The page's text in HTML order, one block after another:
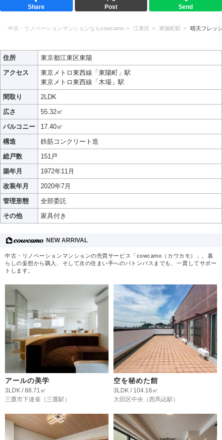
Share Post Send
中古・リノベーションマンションならcowcamo 江東区 東陽町駅 晴天フレッ
住所
東京都江東区東陽
アクセス
東京メトロ東西線「東陽町」駅
東京メトロ東西線「木場」駅
間取り
2LDK
広さ
55.32㎡
バルコニー
17.40㎡
構造
鉄筋コンクリート造
総戸数
151戸
築年月
1972年11月
改装年月
2020年7月
管理形態
全部委託
その他
家具付き
NEW ARRIVAL
中古・リノベーションマンションの売買サービス「cowcamo（カウカモ）」。暮
らしの妄想から購入、そして次の住まい手へのバトンパスまでも、一貫してサポー
トします。
アールの美学
3LDK / 88.71㎡
三鷹市下連雀 （三鷹駅）
空を秘めた館
3LDK / 104.16㎡
大田区中央 （西馬込駅）